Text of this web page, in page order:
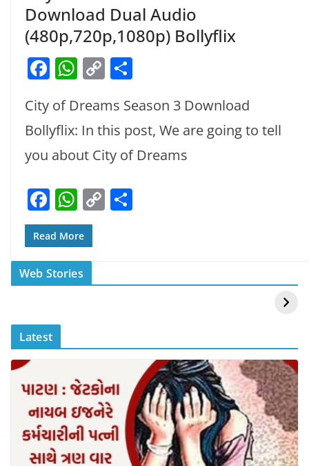
Download Dual Audio
(480p,720p,1080p) Bollyflix
F
c
e
b
o
k
W
at
s
A
p
C
p
y
Li
k
ar
e
City of Dreams Season 3 Download
Bollyflix: In this post, We are going to tell
you about City of Dreams
F
a
c
e
b
o
k
W
h
at
s
A
C
Li
Read More
Web Stories
स्वीमिंग पूल में बिकिनी पहन
Mouni Roy ने लगाई
DOMS IPO
Latest